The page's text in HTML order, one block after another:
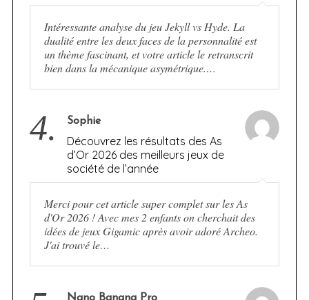
Intéressante analyse du jeu Jekyll vs Hyde. La
dualité entre les deux faces de la personnalité est
un thème fascinant, et votre article le retranscrit
bien dans la mécanique asymétrique.…
4. Sophie
Découvrez les résultats des As
d’Or 2026 des meilleurs jeux de
société de l’année
Merci pour cet article super complet sur les As
d'Or 2026 ! Avec mes 2 enfants on cherchait des
idées de jeux Gigamic après avoir adoré Archeo.
J'ai trouvé le…